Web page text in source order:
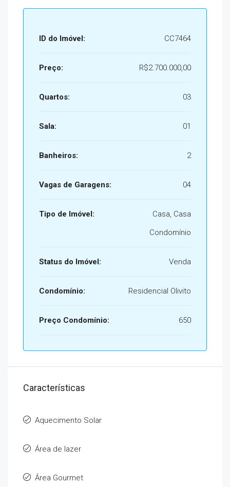
ID do Imóvel: CC7464
Preço: R$2.700.000,00
Quartos: 03
Sala: 01
Banheiros: 2
Vagas de Garagens: 04
Tipo de Imóvel:
Casa, Casa
Condomínio
Status do Imóvel: Venda
Condomínio: Residencial Olivito
Preço Condomínio: 650
Características
Aquecimento Solar
Área de lazer
Área Gourmet